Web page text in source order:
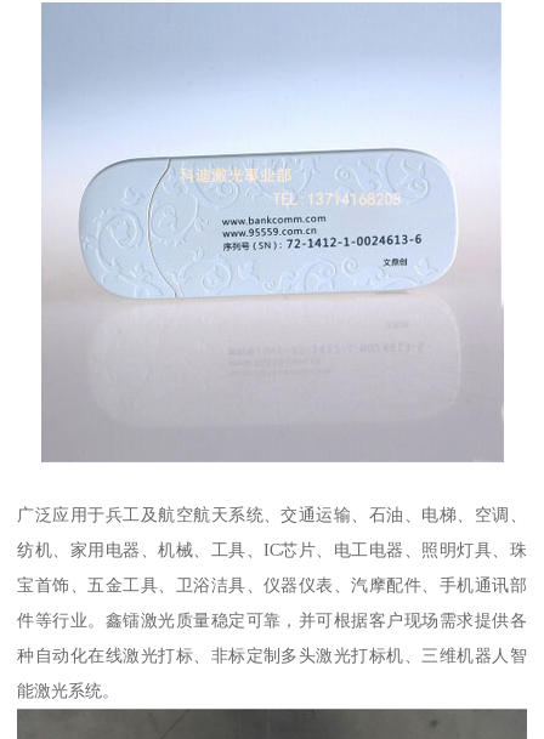
广泛应用于兵工及航空航天系统、交通运输、石油、电梯、空调、
纺机、家用电器、机械、工具、IC芯片、电工电器、照明灯具、珠
宝首饰、五金工具、卫浴洁具、仪器仪表、汽摩配件、手机通讯部
件等行业。鑫镭激光质量稳定可靠，并可根据客户现场需求提供各
种自动化在线激光打标、非标定制多头激光打标机、三维机器人智
能激光系统。